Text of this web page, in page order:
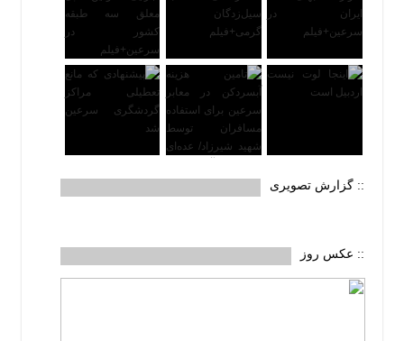
:: گزارش تصویری
:: عکس روز